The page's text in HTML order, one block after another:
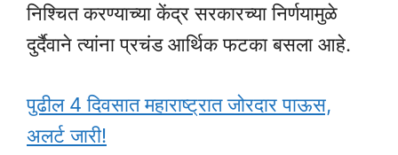
निश्चित करण्याच्या केंद्र सरकारच्या निर्णयामुळे
दुर्दैवाने त्यांना प्रचंड आर्थिक फटका बसला आहे.
पुढील 4 दिवसात महाराष्ट्रात जोरदार पाऊस,
अलर्ट जारी!